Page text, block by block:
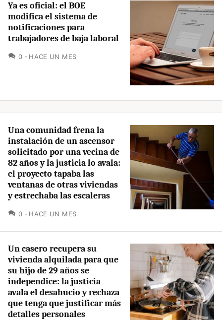
Ya es oficial: el BOE
modifica el sistema de
notificaciones para
trabajadores de baja laboral
0 COMENTARIOS
HACE UN MES
Una comunidad frena la
instalación de un ascensor
solicitado por una vecina de
82 años y la justicia lo avala:
el proyecto tapaba las
ventanas de otras viviendas
y estrechaba las escaleras
0 COMENTARIOS
HACE UN MES
Un casero recupera su
vivienda alquilada para que
su hijo de 29 años se
independice: la justicia
avala el desahucio y rechaza
que tenga que justificar más
detalles personales